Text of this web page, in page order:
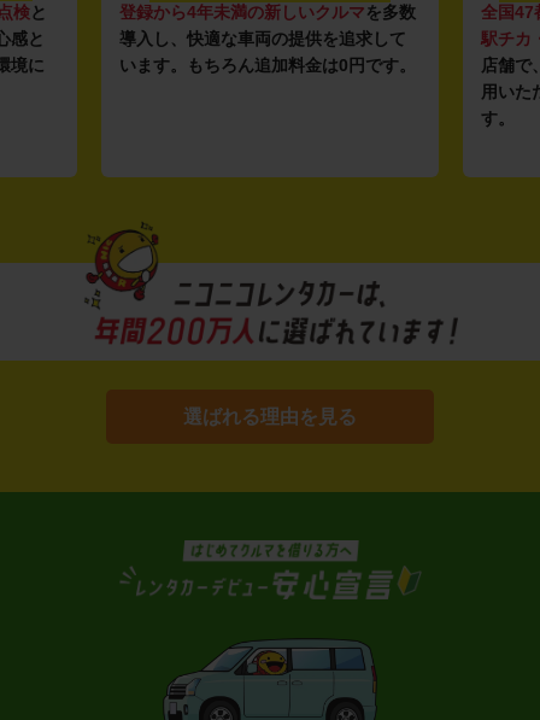
検と
感と
境に
登録から4年未満の新しいクルマを多数
導入し、快適な車両の提供を追求して
います。もちろん追加料金は0円です。
全国47
駅チカ
店舗で
用いた
す。
選ばれる理由を見る